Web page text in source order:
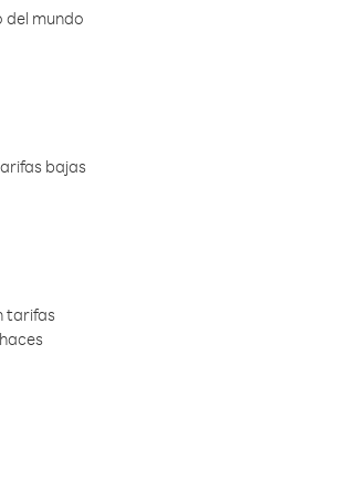
del mundo
bajas
tarifas